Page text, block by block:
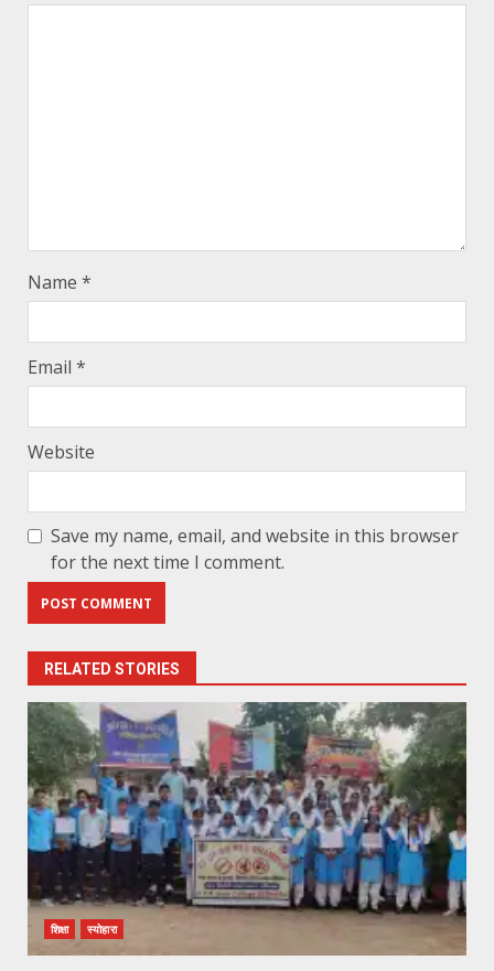
Name *
Email *
Website
Save my name, email, and website in this browser
for the next time I comment.
RELATED STORIES
शिक्षा स्योहारा